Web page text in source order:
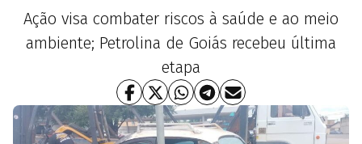
Ação visa combater riscos à saúde e ao meio
ambiente; Petrolina de Goiás recebeu última
etapa